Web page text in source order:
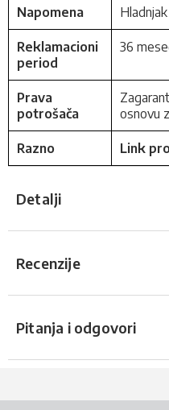
Napomena
Reklamacioni
period
36
Prava
potrošača
osnovu
Razno Link
Detalji
Recenzije
Pitanja i odgovori